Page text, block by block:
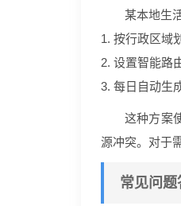
某本地生
1. 按行政区域
2. 设置智能路
3. 每日自动生
这种方案
源冲突。对于
常见问题